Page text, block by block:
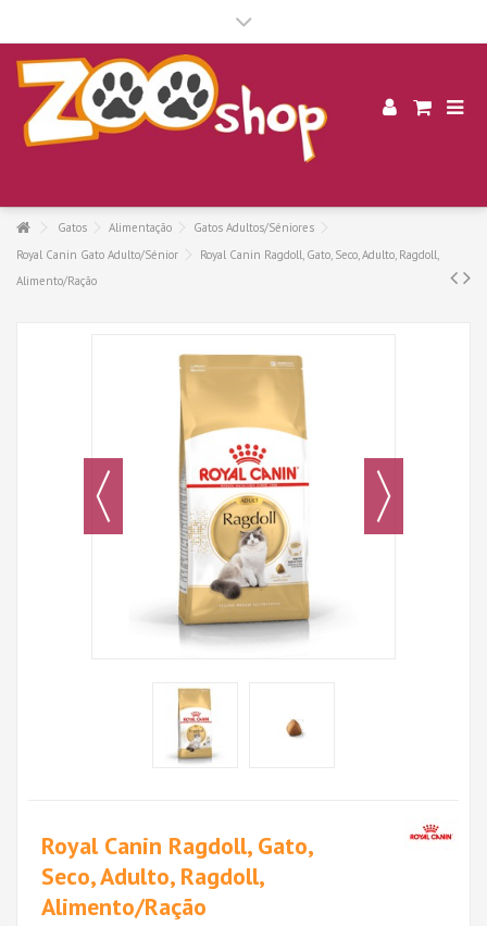
Gatos Alimentação
Gatos Adultos/Séniores
Royal Canin Gato Adulto/Sénior
Royal Canin Ragdoll, Gato, Seco, Adulto, Ragdoll,
Alimento/Ração
Royal Canin Ragdoll, Gato,
Seco, Adulto, Ragdoll,
Alimento/Ração